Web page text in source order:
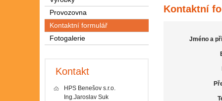
Kontaktní
Jméno a
Provozovna
Kontaktní formulář
Fotogalerie
Kontakt
HPS Benešov s.r.o.
Ing.Jaroslav Suk